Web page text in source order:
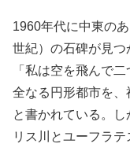
1960年代に中東の
世紀）の石碑が見
「私は空を飛んで
全なる円形都市を、
と書かれている。
リス川とユーフラ